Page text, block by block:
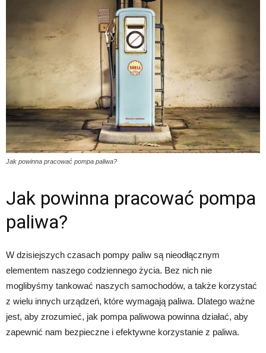
Jak powinna pracować pompa paliwa?
Jak powinna pracować pompa
paliwa?
W dzisiejszych czasach pompy paliw są nieodłącznym
elementem naszego codziennego życia. Bez nich nie
moglibyśmy tankować naszych samochodów, a także korzystać
z wielu innych urządzeń, które wymagają paliwa. Dlatego ważne
jest, aby zrozumieć, jak pompa paliwowa powinna działać, aby
zapewnić nam bezpieczne i efektywne korzystanie z paliwa.